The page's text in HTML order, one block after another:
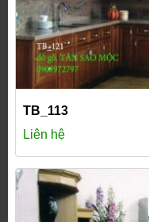
TB_113
Liên hệ